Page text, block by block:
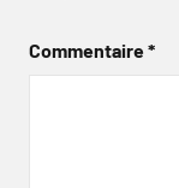
Commentaire*